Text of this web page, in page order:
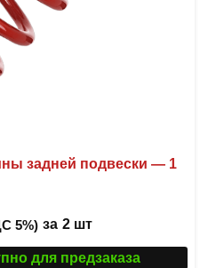
задней подвески — 1
5%) за 2 шт
для предзаказа